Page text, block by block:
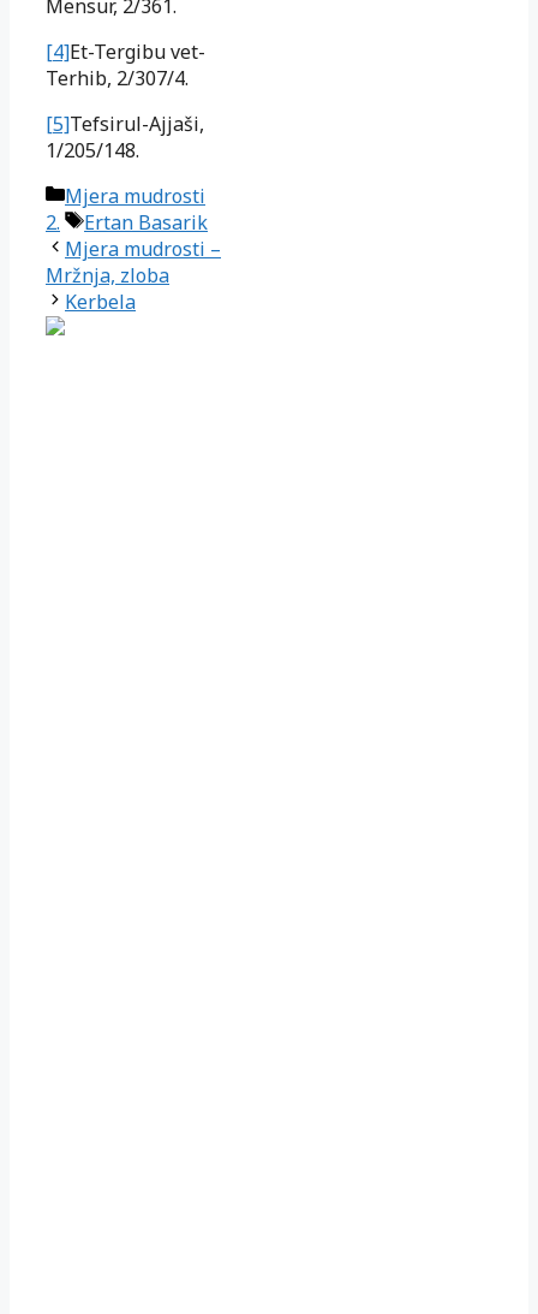
Mensur, 2/361.
[4]Et-Tergibu vet-
Terhib, 2/307/4.
[5]Tefsirul-Ajjaši,
1/205/148.
Kategorije
Mjera mudrosti
2.
Oznake
Ertan Basarik
Mjera mudrosti –
Mržnja, zloba
Kerbela